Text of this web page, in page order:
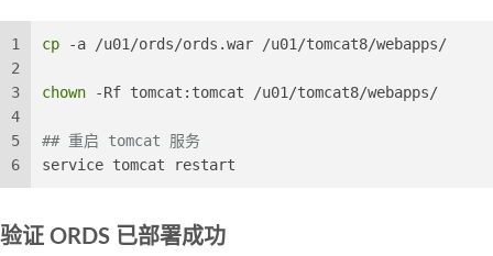
1
2
3
4
5
6
cp -a /u01/ords/ords.war /u01/tomcat8/webapps/
chown -Rf tomcat:tomcat /u01/tomcat8/webapps/
## 重启 tomcat 服务
service tomcat restart
验证 ORDS 已部署成功